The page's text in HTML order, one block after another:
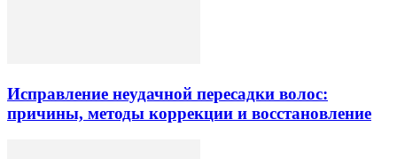
Исправление неудачной пересадки волос:
причины, методы коррекции и восстановление